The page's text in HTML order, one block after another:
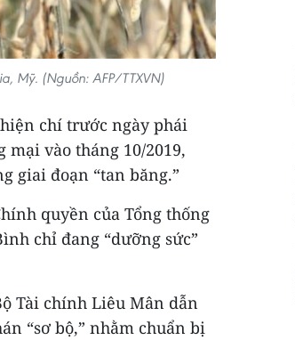
Mỹ. (Nguồn: AFP/TTXVN)
chí trước ngày phái
vào tháng 10/2019,
giai đoạn “tan băng.”
quyền của Tổng thống
chỉ đang “dưỡng sức”
Tài chính Liêu Mân dẫn
“sơ bộ,” nhằm chuẩn bị